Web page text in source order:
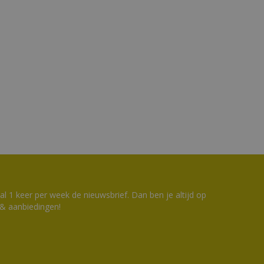
1 keer per week de nieuwsbrief. Dan ben je altijd op
aanbiedingen!